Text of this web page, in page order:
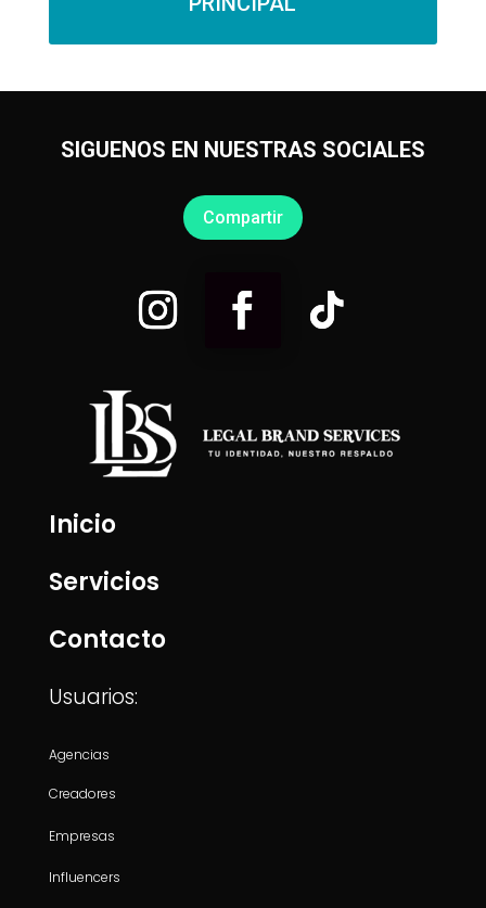
SIGUENOS EN NUESTRAS SOCIALES
Compartir
Inicio
Servicios
Contacto
Usuarios:
Agencias
Creadores
Empresas
Influencers